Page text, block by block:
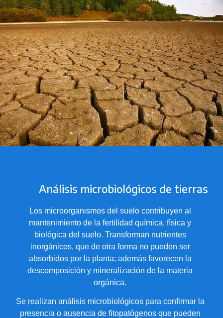
Análisis microbiológicos de tierras
Los microorganismos del suelo contribuyen al
mantenimiento de la fertilidad química, física y
biológica del suelo. Transforman nutrientes
inorgánicos, que de otra forma no pueden ser
absorbidos por la planta; además favorecen la
descomposición y mineralización de la materia
orgánica.
Se realizan análisis microbiológicos para confirmar la
presencia o ausencia de fitopatógenos que pueden